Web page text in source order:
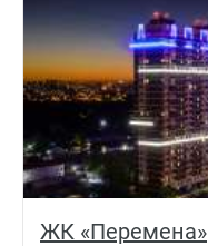
ЖК «Перемена»